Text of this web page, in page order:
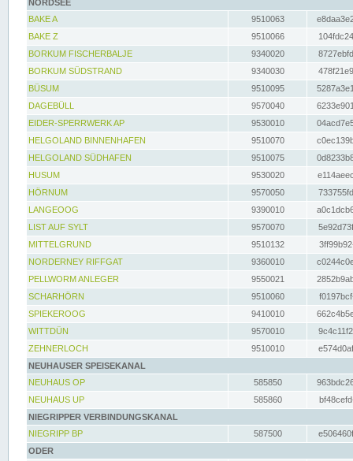
NORDSEE
BAKE A
9510063
BAKE Z
9510066
BORKUM FISCHERBALJE
9340020
BORKUM SÜDSTRAND
9340030
BÜSUM
9510095
DAGEBÜLL
9570040
EIDER-SPERRWERK AP
9530010
HELGOLAND BINNENHAFEN
9510070
HELGOLAND SÜDHAFEN
9510075
HUSUM
9530020
HÖRNUM
9570050
LANGEOOG
9390010
LIST AUF SYLT
9570070
MITTELGRUND
9510132
NORDERNEY RIFFGAT
9360010
PELLWORM ANLEGER
9550021
SCHARHÖRN
9510060
SPIEKEROOG
9410010
WITTDÜN
9570010
ZEHNERLOCH
9510010
NEUHAUSER SPEISEKANAL
NEUHAUS OP
585850
NEUHAUS UP
585860
NIEGRIPPER VERBINDUNGSKANAL
NIEGRIPP BP
587500
ODER